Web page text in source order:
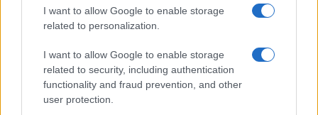
I want to allow Google to enable storage
related to personalization.
I want to allow Google to enable storage
related to security, including authentication
functionality and fraud prevention, and other
user protection.
indagati per omicidio stradale in concorso –
scrivono i colleghi Ilario Castello e Pasquale
Griesi – Per quanto venga definito dall’autorità
giudiziaria come un ‘atto dovuto’, a garanzia e per
tutti gli accertamenti, questa misura, in quel
carabiniere comporta, da un giorno all’altro,